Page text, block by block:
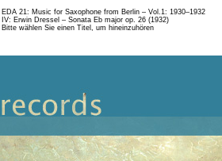
EDA 21: Music for Saxophone from Berlin – Vol.1: 1930–1932
IV: Erwin Dressel – Sonata Eb major op. 26 (1932)
Bitte wählen Sie einen Titel, um hineinzuhören